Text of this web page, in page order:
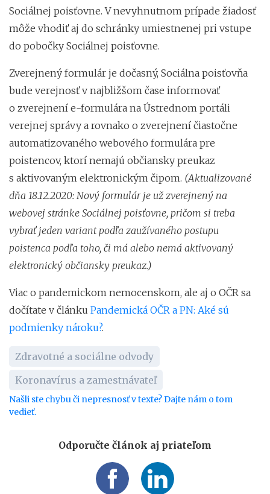
Sociálnej poisťovne. V nevyhnutnom prípade žiadosť
môže vhodiť aj do schránky umiestnenej pri vstupe
do pobočky Sociálnej poisťovne.
Zverejnený formulár je dočasný, Sociálna poisťovňa
bude verejnosť v najbližšom čase informovať
o zverejnení e-formulára na Ústrednom portáli
verejnej správy a rovnako o zverejnení čiastočne
automatizovaného webového formulára pre
poistencov, ktorí nemajú občiansky preukaz
s aktivovaným elektronickým čipom. (Aktualizované
dňa 18.12.2020: Nový formulár je už zverejnený na
webovej stránke Sociálnej poisťovne, pričom si treba
vybrať jeden variant podľa zaužívaného postupu
poistenca podľa toho, či má alebo nemá aktivovaný
elektronický občiansky preukaz.)
Viac o pandemickom nemocenskom, ale aj o OČR sa
dočítate v článku Pandemická OČR a PN: Aké sú
podmienky nároku?.
Zdravotné a sociálne odvody
Koronavírus a zamestnávateľ
Našli ste chybu či nepresnosť v texte? Dajte nám o tom
vedieť.
Odporučte článok aj priateľom